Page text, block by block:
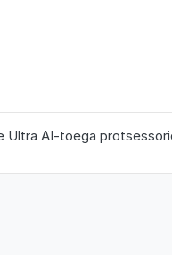
Ultra AI-toega